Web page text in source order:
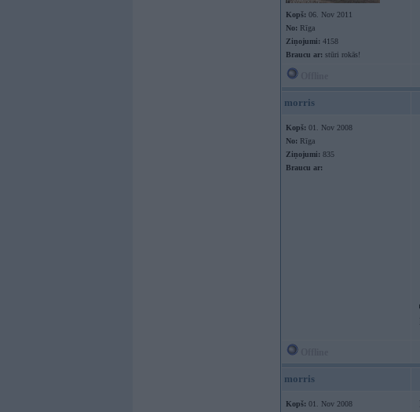
Kopš: 06. Nov 2011
No: Rīga
Ziņojumi: 4158
Braucu ar: stūri rokās!
morris
Kopš: 01. Nov 2008
No: Rīga
Ziņojumi: 835
Braucu ar:
morris
Kopš: 01. Nov 2008